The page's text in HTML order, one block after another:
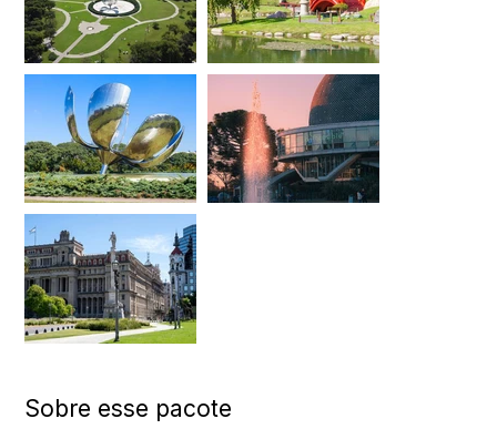
Sobre esse pacote